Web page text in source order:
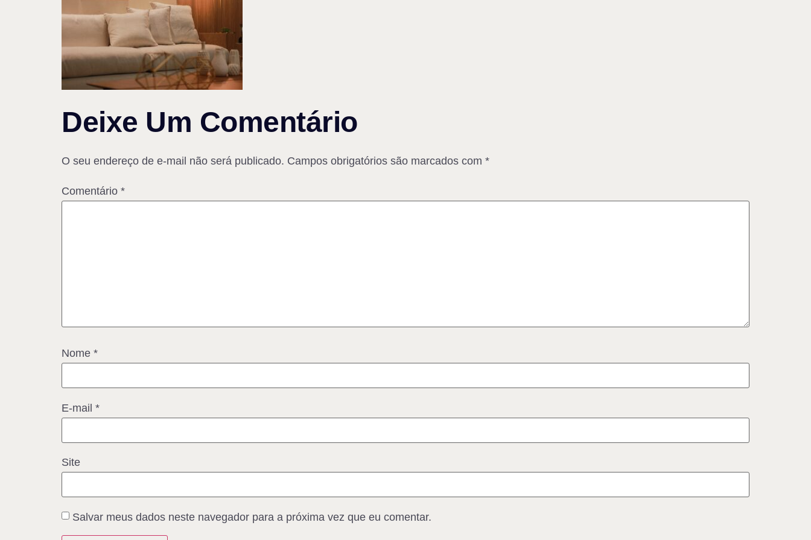
Deixe Um Comentário
O seu endereço de e-mail não será publicado. Campos obrigatórios são marcados com *
Comentário *
Nome *
E-mail *
Site
Salvar meus dados neste navegador para a próxima vez que eu comentar.